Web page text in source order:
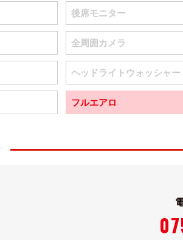
後席モニター
全周囲カメラ
ヘッドライトウォッシャー
フルエアロ